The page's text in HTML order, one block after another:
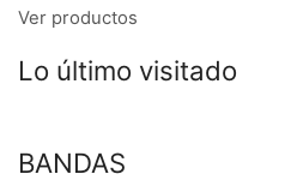
Ver productos
Lo último visitado
BANDAS